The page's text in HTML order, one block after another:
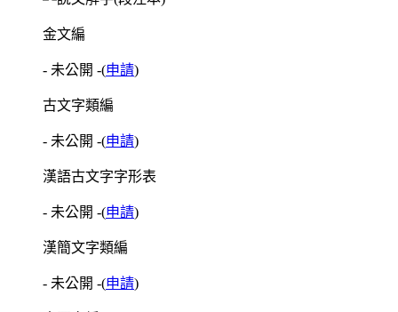
金文編
- 未公開 -(申請)
古文字類編
- 未公開 -(申請)
漢語古文字字形表
- 未公開 -(申請)
漢簡文字類編
- 未公開 -(申請)